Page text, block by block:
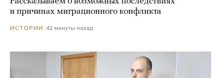
и причинах миграционного конфликта
ИСТОРИИ 42 минуты назад